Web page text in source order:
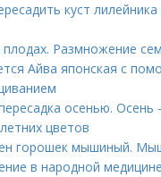
куст
Размножение
Айва японская с
осенью.
цветов
горошек мышиный.
в народной медицине